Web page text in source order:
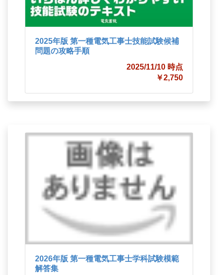
2025年版 第一種電気工事士技能試験候補
問題の攻略手順
2025/11/10 時点
￥2,750
2026年版 第一種電気工事士学科試験模範
解答集